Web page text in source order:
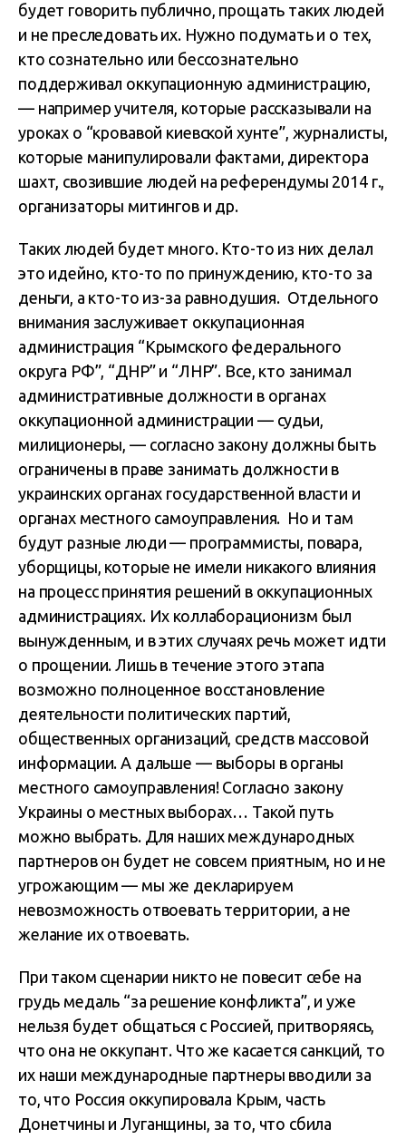
будет говорить публично, прощать таких людей
и не преследовать их. Нужно подумать и о тех,
кто сознательно или бессознательно
поддерживал оккупационную администрацию,
— например учителя, которые рассказывали на
уроках о “кровавой киевской хунте”, журналисты,
которые манипулировали фактами, директора
шахт, свозившие людей на референдумы 2014 г.,
организаторы митингов и др.
Таких людей будет много. Кто-то из них делал
это идейно, кто-то по принуждению, кто-то за
деньги, а кто-то из-за равнодушия. Отдельного
внимания заслуживает оккупационная
администрация “Крымского федерального
округа РФ”, “ДНР” и “ЛНР”. Все, кто занимал
административные должности в органах
оккупационной администрации — судьи,
милиционеры, — согласно закону должны быть
ограничены в праве занимать должности в
украинских органах государственной власти и
органах местного самоуправления. Но и там
будут разные люди — программисты, повара,
уборщицы, которые не имели никакого влияния
на процесс принятия решений в оккупационных
администрациях. Их коллаборационизм был
вынужденным, и в этих случаях речь может идти
о прощении. Лишь в течение этого этапа
возможно полноценное восстановление
деятельности политических партий,
общественных организаций, средств массовой
информации. А дальше — выборы в органы
местного самоуправления! Согласно закону
Украины о местных выборах… Такой путь
можно выбрать. Для наших международных
партнеров он будет не совсем приятным, но и не
угрожающим — мы же декларируем
невозможность отвоевать территории, а не
желание их отвоевать.
При таком сценарии никто не повесит себе на
грудь медаль “за решение конфликта”, и уже
нельзя будет общаться с Россией, притворяясь,
что она не оккупант. Что же касается санкций, то
их наши международные партнеры вводили за
то, что Россия оккупировала Крым, часть
Донетчины и Луганщины, за то, что сбила